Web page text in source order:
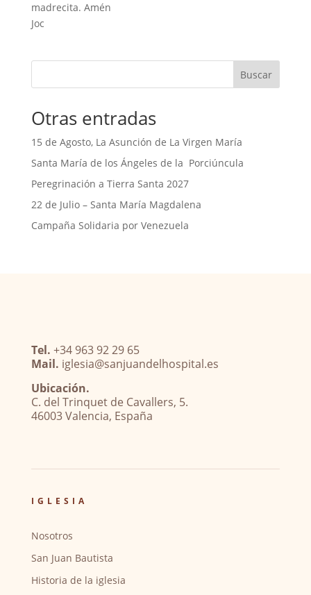
madrecita. Amén
Joc
Buscar
Otras entradas
15 de Agosto, La Asunción de La Virgen María
Santa María de los Ángeles de la Porciúncula
Peregrinación a Tierra Santa 2027
22 de Julio – Santa María Magdalena
Campaña Solidaria por Venezuela
Tel. +34 963 92 29 65
Mail. iglesia@sanjuandelhospital.es
Ubicación.
C. del Trinquet de Cavallers, 5.
46003 Valencia, España
IGLESIA
Nosotros
San Juan Bautista
Historia de la iglesia